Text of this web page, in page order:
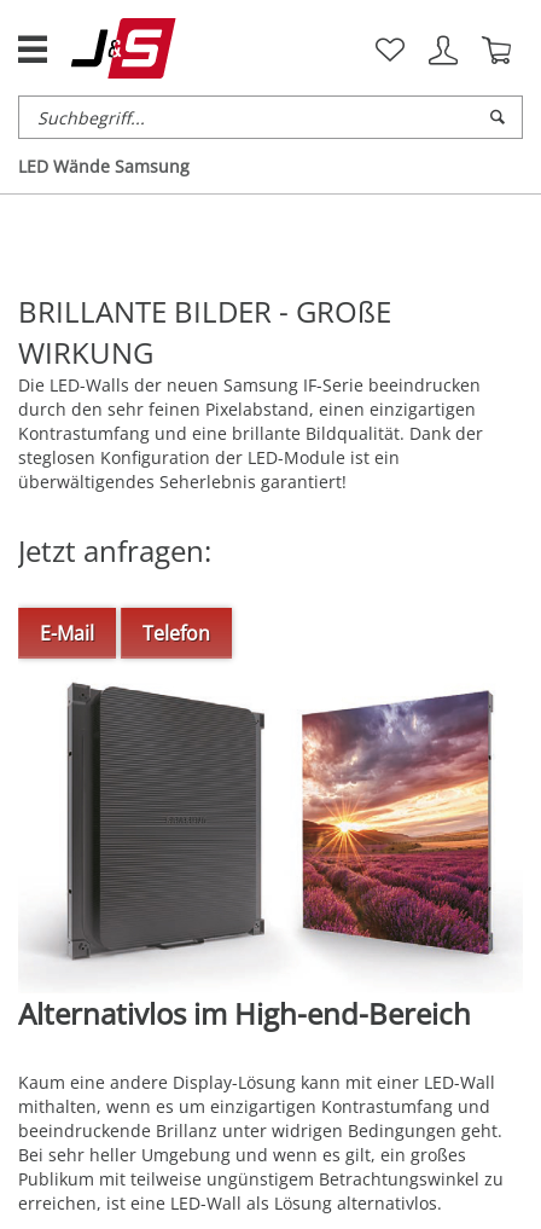
LED Wände Samsung
BRILLANTE BILDER - GROßE
WIRKUNG
Die LED-Walls der neuen Samsung IF-Serie beeindrucken
durch den sehr feinen Pixelabstand, einen einzigartigen
Kontrastumfang und eine brillante Bildqualität. Dank der
steglosen Konfiguration der LED-Module ist ein
überwältigendes Seherlebnis garantiert!
Jetzt anfragen:
E-Mail Telefon
Alternativlos im High-end-Bereich
Kaum eine andere Display-Lösung kann mit einer LED-Wall
mithalten, wenn es um einzigartigen Kontrastumfang und
beeindruckende Brillanz unter widrigen Bedingungen geht.
Bei sehr heller Umgebung und wenn es gilt, ein großes
Publikum mit teilweise ungünstigem Betrachtungswinkel zu
erreichen, ist eine LED-Wall als Lösung alternativlos.